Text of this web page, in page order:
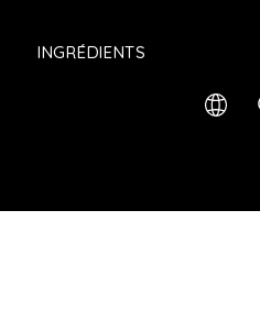
INGRÉDIENTS